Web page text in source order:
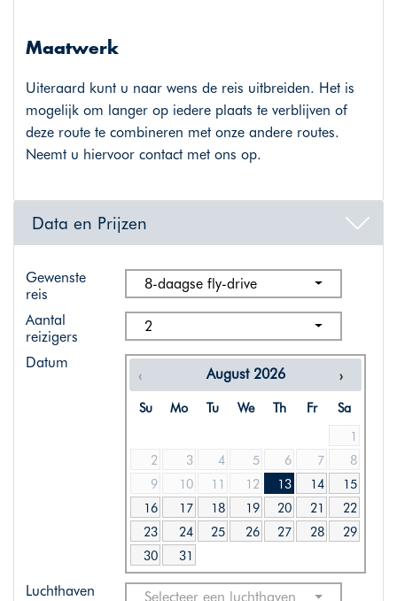
Maatwerk
Uiteraard kunt u naar wens de reis uitbreiden. Het is
mogelijk om langer op iedere plaats te verblijven of
deze route te combineren met onze andere routes.
Neemt u hiervoor contact met ons op.
Data en Prijzen
Gewenste
reis
8-daagse fly-drive
Aantal
reizigers
2
Datum
August 2026
Su Mo Tu We Th Fr
Sa
1
2
3 4 5 6 7
8
9
10 11 12 13 14
15
16
17 18 19 20 21
22
23
24 25 26 27 28
29
30
31
Luchthaven
Selecteer een luchthaven